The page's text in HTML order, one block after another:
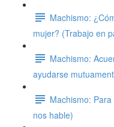
Machismo:
mujer? (Trabajo en
Machismo:
ayudarse
Machismo:
nos hable)